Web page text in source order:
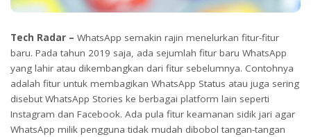
Tech Radar – WhatsApp semakin rajin menelurkan fitur-fitur
baru. Pada tahun 2019 saja, ada sejumlah fitur baru WhatsApp
yang lahir atau dikembangkan dari fitur sebelumnya. Contohnya
adalah fitur untuk membagikan WhatsApp Status atau juga sering
disebut WhatsApp Stories ke berbagai platform lain seperti
Instagram dan Facebook. Ada pula fitur keamanan sidik jari agar
WhatsApp milik pengguna tidak mudah dibobol tangan-tangan